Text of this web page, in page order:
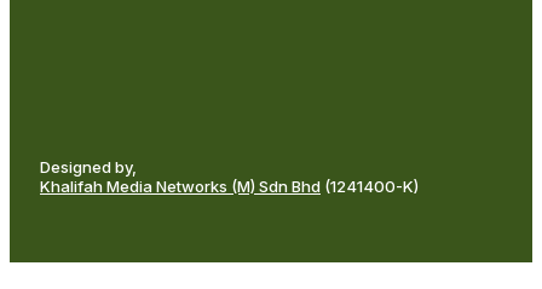
Designed by,
Khalifah Media Networks (M) Sdn Bhd (1241400-K)